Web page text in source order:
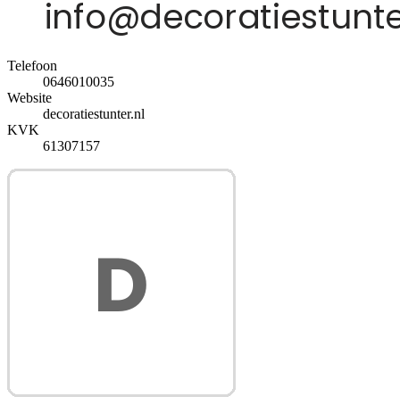
Telefoon
0646010035
Website
decoratiestunter.nl
KVK
61307157